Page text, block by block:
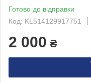
Готово до відправки
Код: KL514129917751
2 000 ₴